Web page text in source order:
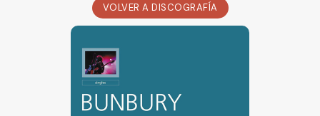
VOLVER A DISCOGRAFÍA